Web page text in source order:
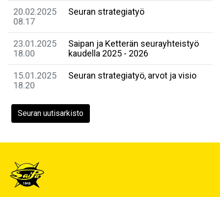
20.02.2025
08.17
Seuran strategiatyö
23.01.2025
18.00
Saipan ja Ketterän seurayhteistyö
kaudella 2025 - 2026
15.01.2025
18.20
Seuran strategiatyö, arvot ja visio
Seuran uutisarkisto